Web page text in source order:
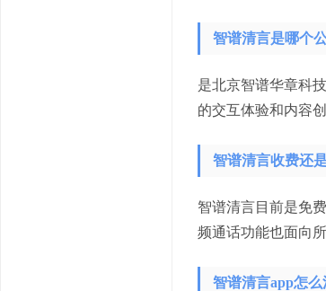
智谱清言是哪个
是北京智谱华章科
的交互体验和内容创
智谱清言收费还
智谱清言目前是免
频通话功能也面向
智谱清言app怎么